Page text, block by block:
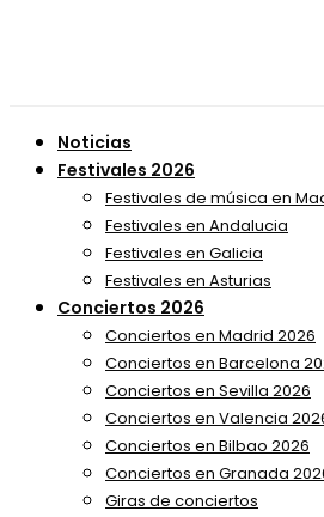
Noticias
Festivales 2026
Festivales de música en
Festivales en Andalucia
Festivales en Galicia
Festivales en Asturias
Conciertos 2026
Conciertos en Madrid 2026
Conciertos en Barcelona
Conciertos en Sevilla 2026
Conciertos en Valencia
Conciertos en Bilbao 2026
Conciertos en Granada
Giras de conciertos